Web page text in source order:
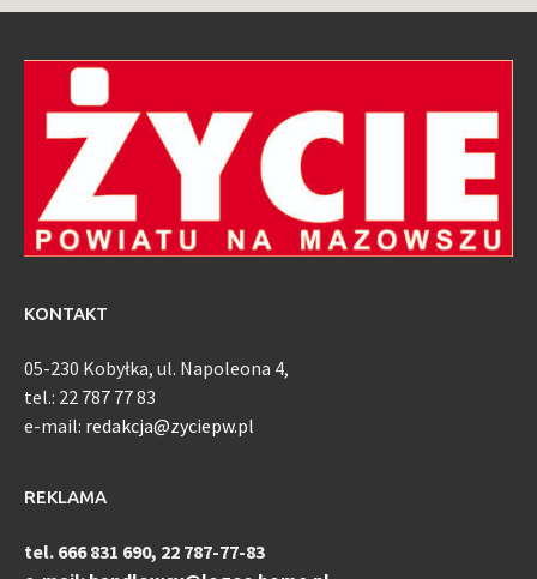
KONTAKT
05-230 Kobyłka, ul. Napoleona 4,
tel.: 22 787 77 83
e-mail: redakcja@zyciepw.pl
REKLAMA
tel. 666 831 690, 22 787-77-83